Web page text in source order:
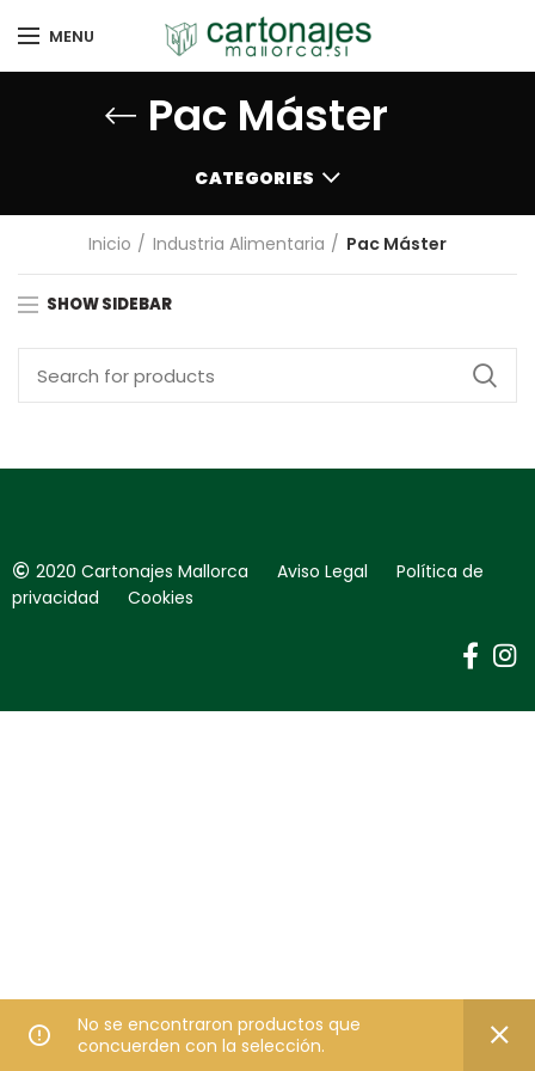
MENU
Pac Máster
CATEGORIES
Inicio Industria Alimentaria Pac Máster
SHOW SIDEBAR
No se encontraron productos que
concuerden con la selección.
2020 Cartonajes Mallorca Aviso Legal Política de
privacidad Cookies